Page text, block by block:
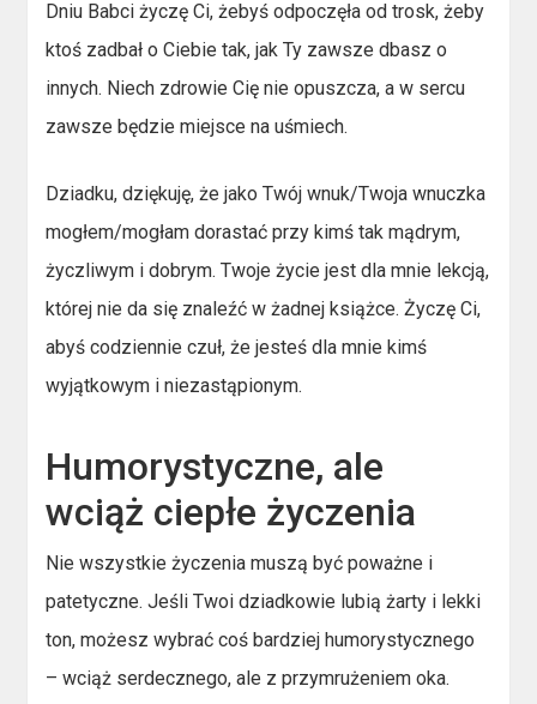
Dniu Babci życzę Ci, żebyś odpoczęła od trosk, żeby
ktoś zadbał o Ciebie tak, jak Ty zawsze dbasz o
innych. Niech zdrowie Cię nie opuszcza, a w sercu
zawsze będzie miejsce na uśmiech.
Dziadku, dziękuję, że jako Twój wnuk/Twoja wnuczka
mogłem/mogłam dorastać przy kimś tak mądrym,
życzliwym i dobrym. Twoje życie jest dla mnie lekcją,
której nie da się znaleźć w żadnej książce. Życzę Ci,
abyś codziennie czuł, że jesteś dla mnie kimś
wyjątkowym i niezastąpionym.
Humorystyczne, ale
wciąż ciepłe życzenia
Nie wszystkie życzenia muszą być poważne i
patetyczne. Jeśli Twoi dziadkowie lubią żarty i lekki
ton, możesz wybrać coś bardziej humorystycznego
– wciąż serdecznego, ale z przymrużeniem oka.